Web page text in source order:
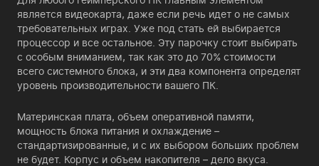
является видеокарта, даже если речь идет о не самых
требовательных играх. Уже под стать ей выбирается
процессор и все остальное. Эту парочку стоит выбирать
с особым вниманием, так как это до 70% стоимости
всего системного блока, и эти два компонента определят
уровень производительности вашего ПК.
Материнская плата, объем оперативной памяти,
мощность блока питания и охлаждение –
стандартизированные, и с их выбором больших проблем
не будет. Корпус и объем накопителя – дело вкуса.